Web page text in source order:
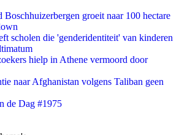
Boschhuizerbergen groeit naar 100 hectare
scholen die 'genderidentiteit' van kinderen
hielp in Athene vermoord door
naar Afghanistan volgens Taliban geen
de Dag #1975